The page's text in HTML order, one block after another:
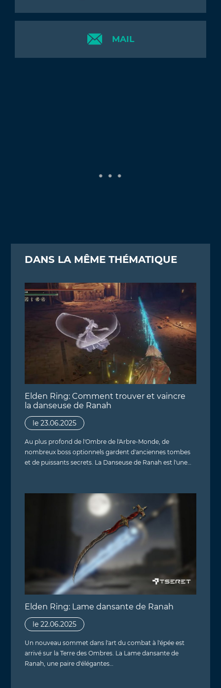
MAIL
DANS LA MÊME THÉMATIQUE
Elden Ring: Comment trouver et vaincre
la danseuse de Ranah
le 23.06.2025
Au plus profond de l'Ombre de l'Arbre-Monde, de
nombreux boss optionnels gardent d'anciennes tombes
et de puissants secrets. La Danseuse de Ranah est l'une…
Elden Ring: Lame dansante de Ranah
le 22.06.2025
Un nouveau sommet dans l'art du combat à l'épée est
arrivé sur la Terre des Ombres. La Lame dansante de
Ranah, une paire d'élégantes…